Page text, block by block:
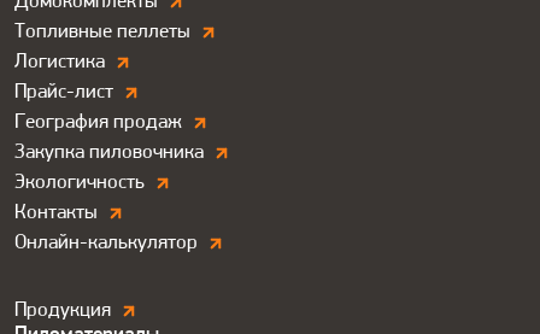
ссылки.
Футер
Топливные пеллеты
Логистика
Прайс-лист
География продаж
Закупка пиловочника
Экологичность
Контакты
Онлайн-калькулятор
Продукция.
Продукция